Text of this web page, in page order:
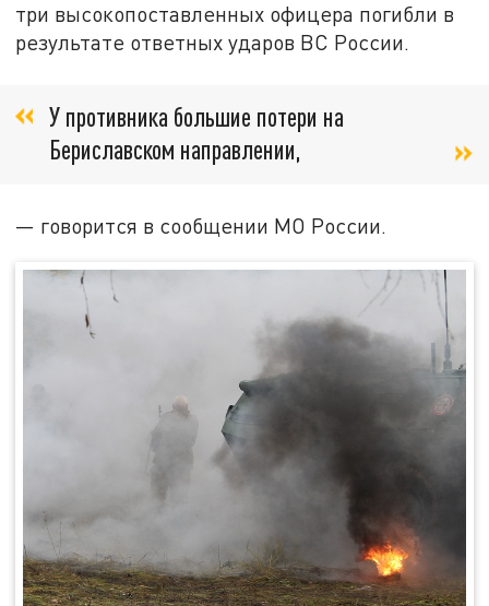
три высокопоставленных офицера погибли в
результате ответных ударов ВС России.
У противника большие потери на
Бериславском направлении,
— говорится в сообщении МО России.